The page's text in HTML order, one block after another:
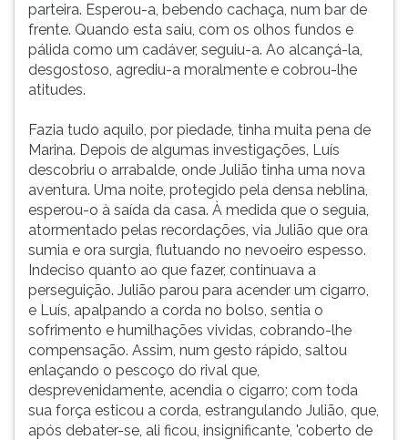
parteira. Esperou-a, bebendo cachaça, num bar de
frente. Quando esta saiu, com os olhos fundos e
pálida como um cadáver, seguiu-a. Ao alcançá-la,
desgostoso, agrediu-a moralmente e cobrou-lhe
atitudes.
Fazia tudo aquilo, por piedade, tinha muita pena de
Marina. Depois de algumas investigações, Luís
descobriu o arrabalde, onde Julião tinha uma nova
aventura. Uma noite, protegido pela densa neblina,
esperou-o à saída da casa. À medida que o seguia,
atormentado pelas recordações, via Julião que ora
sumia e ora surgia, flutuando no nevoeiro espesso.
Indeciso quanto ao que fazer, continuava a
perseguição. Julião parou para acender um cigarro,
e Luís, apalpando a corda no bolso, sentia o
sofrimento e humilhações vividas, cobrando-lhe
compensação. Assim, num gesto rápido, saltou
enlaçando o pescoço do rival que,
desprevenidamente, acendia o cigarro; com toda
sua força esticou a corda, estrangulando Julião, que,
após debater-se, ali ficou, insignificante, 'coberto de